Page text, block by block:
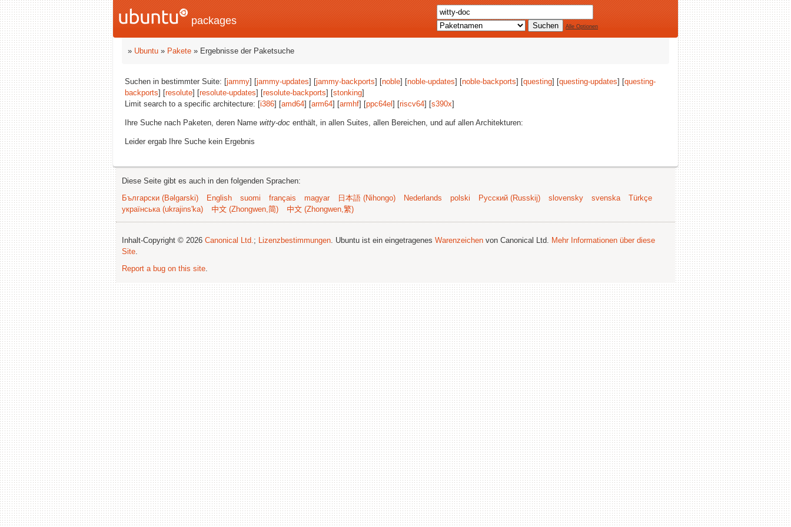
packages Alle Optionen
» Ubuntu » Pakete » Ergebnisse der Paketsuche
Suchen in bestimmter Suite: [jammy] [jammy-updates] [jammy-backports] [noble] [noble-updates] [noble-backports] [questing] [questing-updates] [questing-
backports] [resolute] [resolute-updates] [resolute-backports] [stonking]
Limit search to a specific architecture: [i386] [amd64] [arm64] [armhf] [ppc64el ] [riscv64] [s390x]
Ihre Suche nach Paketen, deren Name witty-doc enthält, in allen Suites, allen Bereichen, und auf allen Architekturen:
Leider ergab Ihre Suche kein Ergebnis
Diese Seite gibt es auch in den folgenden Sprachen:
Български (Bəlgarski)
English suomi français magyar 日本語 (Nihongo) Nederlands polski Русский (Russkij) slovensky svenska
Türkçe
українська (ukrajins'ka)
中文 (Zhongwen,简) 中文 (Zhongwen,繁)
Inhalt-Copyright © 2026 Canonical Ltd.; Lizenzbestimmungen. Ubuntu ist ein eingetragenes Warenzeichen von Canonical Ltd. Mehr Informationen über diese
Site.
Report a bug on this site.